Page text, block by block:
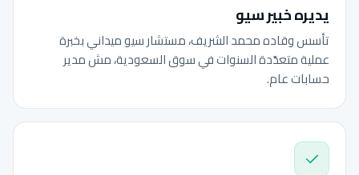
يديره خبير سيو
تأسس وقاده محمد الشريف، مستشار سيو ميداني بخبرة
عملية متعدّدة السنوات في سوق السعودية، مش مدير
حسابات عام.